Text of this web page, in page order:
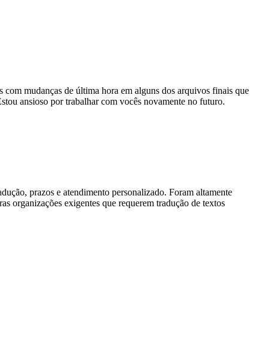
mudanças de última hora em alguns dos arquivos finais que
ansioso por trabalhar com vocês novamente no futuro.
prazos e atendimento personalizado. Foram altamente
organizações exigentes que requerem tradução de textos